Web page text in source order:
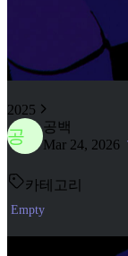
2025
공
공백
Mar 24, 2026
카테고리
Empty